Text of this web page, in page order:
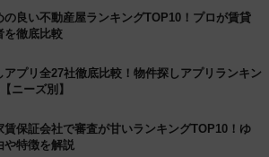
の良い不動産屋ランキングTOP10！プロが賃貸
を徹底比較
アプリ全27社徹底比較！物件探しアプリランキン
ニーズ別】
賃保証会社で審査が甘いランキングTOP10！ゆ
や特徴を解説